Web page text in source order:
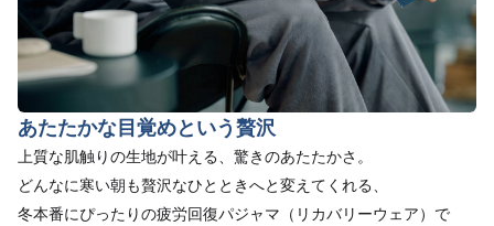
あたたかな目覚めという贅沢
上質な肌触りの生地が叶える、驚きのあたたかさ。
どんなに寒い朝も贅沢なひとときへと変えてくれる、
冬本番にぴったりの疲労回復パジャマ（リカバリーウェア）で